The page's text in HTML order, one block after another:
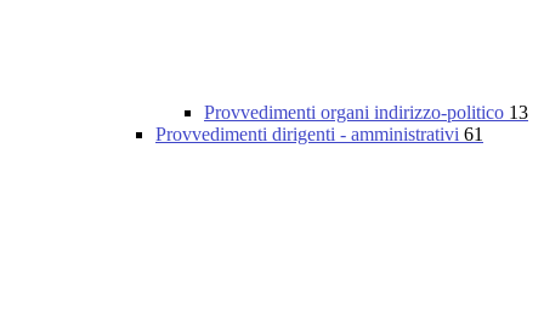
Provvedimenti organi indirizzo-politico 13
Provvedimenti dirigenti - amministrativi 61